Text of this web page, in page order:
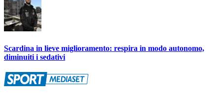
Scardina in lieve miglioramento: respira in modo autonomo,
diminuiti i sedativi